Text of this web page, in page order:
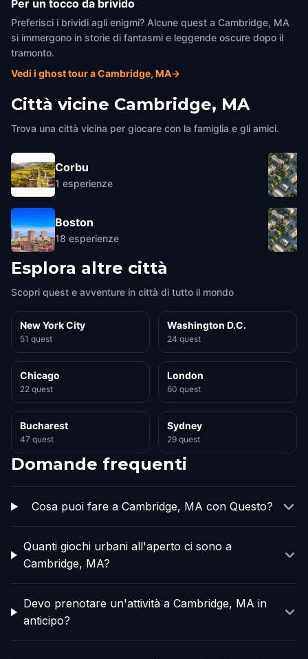
Per un tocco da brivido
Preferisci i brividi agli enigmi? Alcune quest a Cambridge, MA
si immergono in storie di fantasmi e leggende oscure dopo il
tramonto.
Vedi i ghost tour a Cambridge, MA→
Città vicine Cambridge, MA
Trova una città vicina per giocare con la famiglia e gli amici.
Corbu
1 esperienze
Boston
18 esperienze
Esplora altre città
Scopri quest e avventure in città di tutto il mondo
New York City
51 quest
Washington D.C.
24 quest
Chicago
22 quest
London
60 quest
Bucharest
47 quest
Sydney
29 quest
Domande frequenti
Cosa puoi fare a Cambridge, MA con Questo?
Quanti giochi urbani all'aperto ci sono a
Cambridge, MA?
Devo prenotare un'attività a Cambridge, MA in
anticipo?